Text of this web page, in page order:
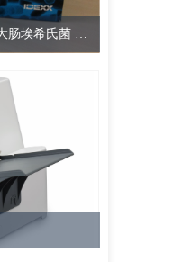
科立得 总大肠菌群/粪大肠菌群/大肠埃希氏菌 酶底物法检测试剂